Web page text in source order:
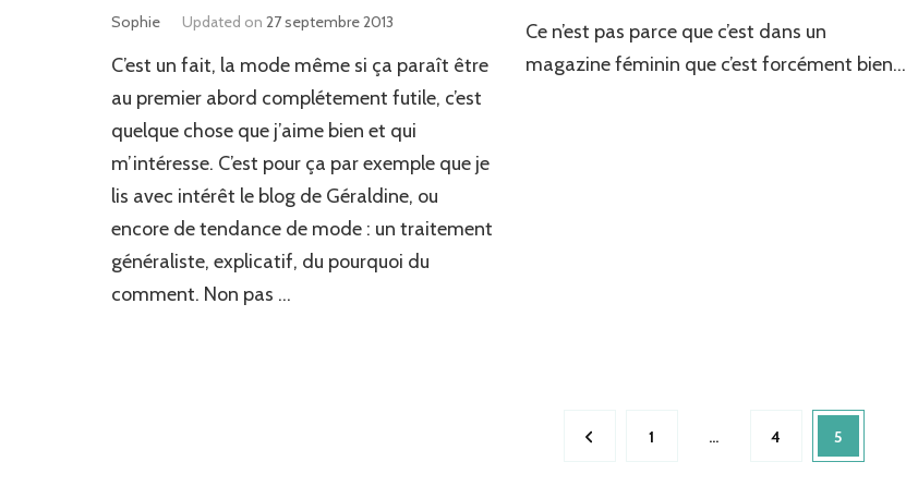
Sophie Updated on 27 septembre 2013
C’est un fait, la mode même si ça paraît être
au premier abord complétement futile, c’est
quelque chose que j’aime bien et qui
m’intéresse. C’est pour ça par exemple que je
lis avec intérêt le blog de Géraldine, ou
encore de tendance de mode : un traitement
généraliste, explicatif, du pourquoi du
comment. Non pas …
Ce n’est pas parce que c’est dans un
magazine féminin que c’est forcément bien…
Page
1 … Page
4 Page
5